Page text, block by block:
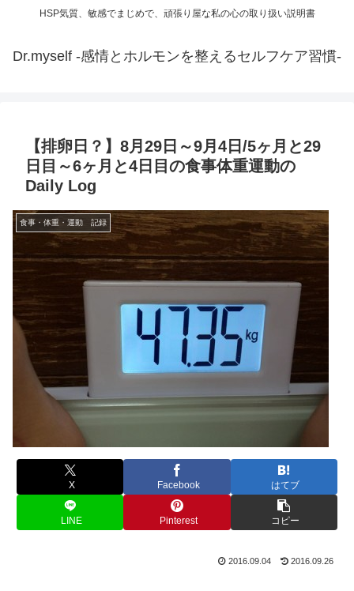
HSP気質、敏感でまじめで、頑張り屋な私の心の取り扱い説明書
Dr.myself -感情とホルモンを整えるセルフケア習慣-
【排卵日？】8月29日～9月4日/5ヶ月と29
日目～6ヶ月と4日目の食事体重運動の
Daily Log
食事・体重・運動 記録
X Facebook はてブ
LINE Pinterest コピー
2016.09.04 2016.09.26